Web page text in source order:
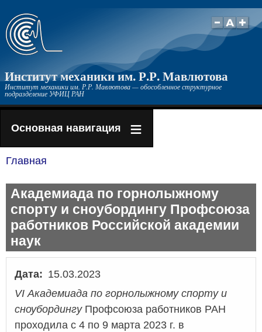
Перейти
основному
Институт механики им. Р.Р. Мавлютова
Институт механики им. Р.Р. Мавлютова — обособленное структурное
подразделение УФИЦ РАН
Основная навигация
навигации
Главная
Академиада по горнолыжному
спорту и сноубордингу Профсоюза
работников Российской академии
наук
Дата
15.03.2023
VI Академиада по горнолыжному спорту и
сноубордингу Профсоюза работников РАН
проходила с 4 по 9 марта 2023 г. в